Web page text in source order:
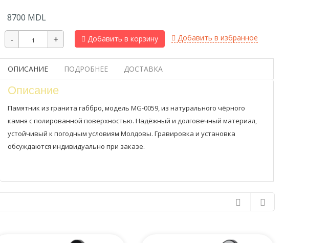
8700 MDL
Добавить в корзину Добавить в избранное
ОПИСАНИЕ ПОДРОБНЕЕ ДОСТАВКА
Описание
Памятник из гранита габбро, модель MG-0059, из натурального чёрного
камня с полированной поверхностью. Надёжный и долговечный материал,
устойчивый к погодным условиям Молдовы. Гравировка и установка
обсуждаются индивидуально при заказе.